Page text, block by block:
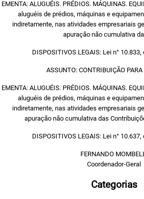
EMENTA: ALUGUÉIS. PRÉDIOS. MÁQUINAS.
aluguéis de prédios, máquinas e
indiretamente, nas atividades empresariais
apuração não cumulativa
DISPOSITIVOS LEGAIS: Lei n° 10.833,
ASSUNTO: CONTRIBUIÇÃO
EMENTA: ALUGUÉIS. PRÉDIOS. MÁQUINAS.
aluguéis de prédios, máquinas e
indiretamente, nas atividades empresariais
apuração não cumulativa das
DISPOSITIVOS LEGAIS: Lei n° 10.637,
FERNANDO
Coordenador-Geral
Categorias